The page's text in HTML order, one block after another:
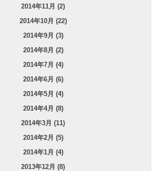
2014年11月 (2)
2014年10月 (22)
2014年9月 (3)
2014年8月 (2)
2014年7月 (4)
2014年6月 (6)
2014年5月 (4)
2014年4月 (8)
2014年3月 (11)
2014年2月 (5)
2014年1月 (4)
2013年12月 (8)